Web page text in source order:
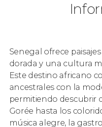
Senegal ofrece
dorada y una cultura
Este destino africano
ancestrales con la
permitiendo descubrir
Gorée hasta los
música alegre, la